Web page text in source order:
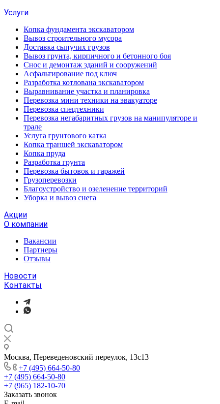
Услуги
Копка фундамента экскаватором
Вывоз строительного мусора
Доставка сыпучих грузов
Вывоз грунта, кирпичного и бетонного боя
Снос и демонтаж зданий и сооружений
Асфальтирование под ключ
Разработка котлована экскаватором
Выравнивание участка и планировка
Перевозка мини техники на эвакуаторе
Перевозка спецтехники
Перевозка негабаритных грузов на манипуляторе и
трале
Услуга грунтового катка
Копка траншей экскаватором
Копка пруда
Разработка грунта
Перевозка бытовок и гаражей
Грузоперевозки
Благоустройство и озеленение территорий
Уборка и вывоз снега
Акции
О компании
Вакансии
Партнеры
Отзывы
Новости
Контакты
Москва, Переведеновский переулок, 13с13
+7 (495) 664-50-80
+7 (495) 664-50-80
+7 (965) 182-10-70
Заказать звонок